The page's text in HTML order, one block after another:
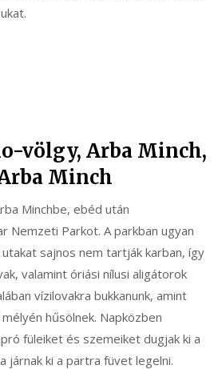
völgy, Arba Minch,
Minch
Minchbe, ebéd után
Nemzeti Parkot. A parkban ugyan
sajnos nem tartják karban, így
valamint óriási nílusi aligátorok
vízilovakra bukkanunk, amint
hűsölnek. Napközben
füleiket és szemeiket dugjak ki a
járnak ki a partra füvet legelni.